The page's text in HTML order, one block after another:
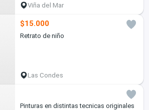
Viña del Mar
$15.000
Retrato de niño
Las Condes
Pinturas en distintas tecnicas originales